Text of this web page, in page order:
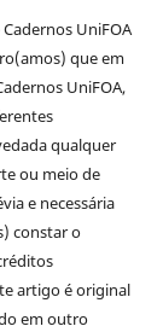
UniFOA
que em
UniFOA,
qualquer
ou meio de
e necessária
constar o
artigo é original
em outro